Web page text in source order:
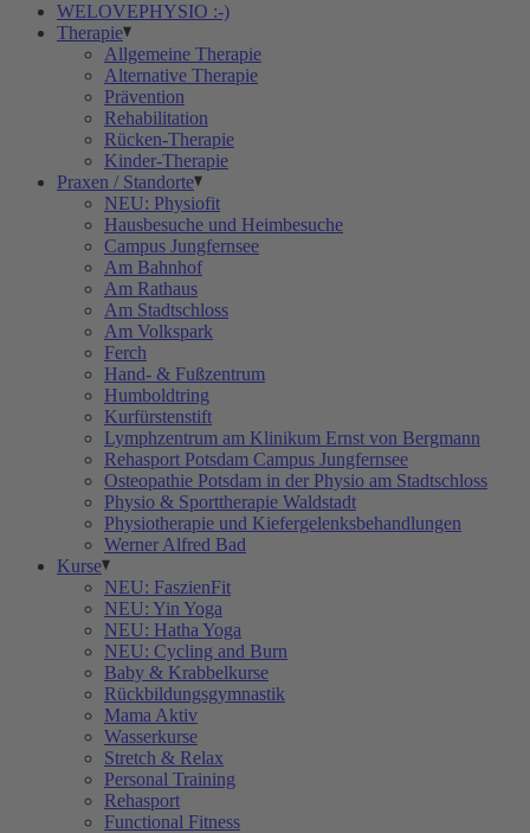
WELOVEPHYSIO :-)
Therapie
Allgemeine Therapie
Alternative Therapie
Prävention
Rehabilitation
Rücken-Therapie
Kinder-Therapie
Praxen / Standorte
NEU: Physiofit
Hausbesuche und Heimbesuche
Campus Jungfernsee
Am Bahnhof
Am Rathaus
Am Stadtschloss
Am Volkspark
Ferch
Hand- & Fußzentrum
Humboldtring
Kurfürstenstift
Lymphzentrum am Klinikum Ernst von Bergmann
Rehasport Potsdam Campus Jungfernsee
Osteopathie Potsdam in der Physio am Stadtschloss
Physio & Sporttherapie Waldstadt
Physiotherapie und Kiefergelenksbehandlungen
Werner Alfred Bad
Kurse
NEU: FaszienFit
NEU: Yin Yoga
NEU: Hatha Yoga
NEU: Cycling and Burn
Baby & Krabbelkurse
Rückbildungsgymnastik
Mama Aktiv
Wasserkurse
Stretch & Relax
Personal Training
Rehasport
Functional Fitness